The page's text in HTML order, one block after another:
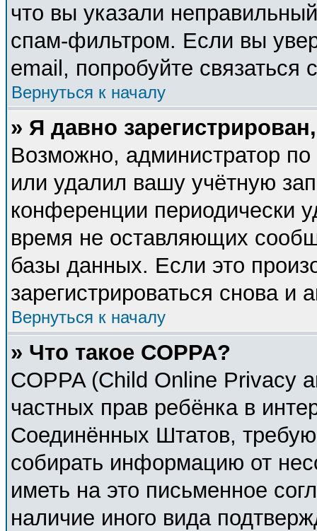
что вы указали
спам-фильтром. Если вы
email, попробуйте связаться
Вернуться к началу
» Я давно
Возможно, администратор по
или удалил вашу учётную
конференции периодически
время не оставляющих
базы данных. Если это
зарегистрироваться снова и
Вернуться к началу
» Что такое COPPA?
COPPA (Child Online Privacy
частных прав ребёнка в
Соединённых Штатов,
собирать информацию от
иметь на это письменное
наличие иного вида